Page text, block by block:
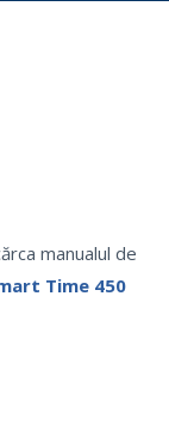
manualul de
Time 450